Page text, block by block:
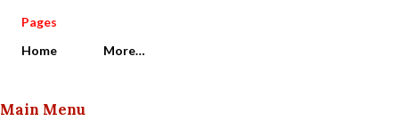
Pages
Home
More…
Main Menu